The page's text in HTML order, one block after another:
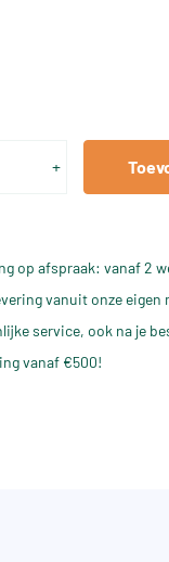
+
op afspraak: vanaf 2
vanuit onze eigen
service, ook na je
vanaf €500!